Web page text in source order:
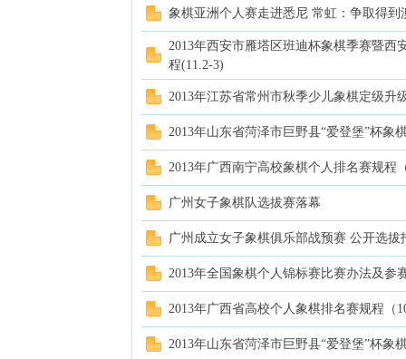
象棋亚洲个人赛走进悉尼 常虹：争取得到
2013年西安市雁塔区班迪杯象棋季赛暨西
程(11.2-3)
2013年江苏省常州市秋季少儿象棋定级升
2013年山东省菏泽市巨野县“爱登堡”杯象
2013年广西南宁高校象棋个人排名赛规程
广州女子象棋队选拔赛落幕
广州成立女子象棋俱乐部战预赛 公开选拔
2013年全国象棋个人锦标赛比赛办法及参
2013年广西省高校个人象棋排名赛规程（
2013年山东省菏泽市巨野县“爱登堡”杯象